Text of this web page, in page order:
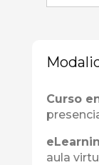
Curso
aula